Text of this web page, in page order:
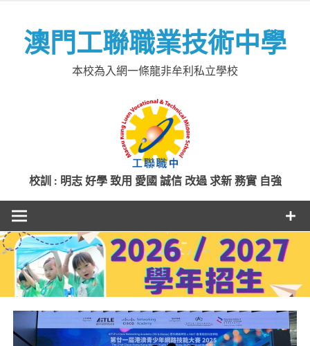
content澳門工聯職業技術中學
本校為入網一條龍非牟利私立學校
校訓 : 明志 好學 致用 愛國 誠信 改過 求新 務實 自強